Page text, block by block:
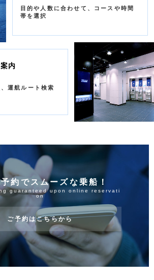
目的や人数に合わせて、コースや時間
帯を選択
内
運航ルート検索
約でスムーズな乗船！
guaranteed upon online reservati
on
ご予約はこちらから